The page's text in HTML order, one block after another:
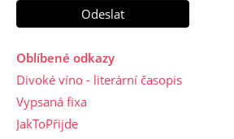
Oblíbené odkazy
Divoké víno - literární časopis
Vypsaná fixa
JakToPřijde